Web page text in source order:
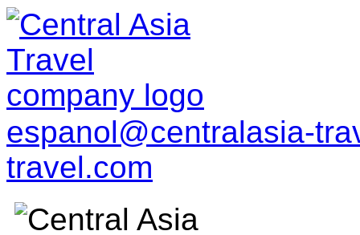
espanol@centralasia-
travel.com